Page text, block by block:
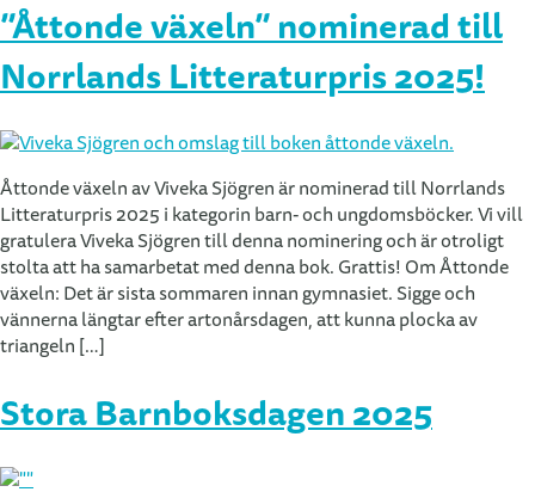
”Åttonde växeln” nominerad till
Norrlands Litteraturpris 2025!
Åttonde växeln av Viveka Sjögren är nominerad till Norrlands
Litteraturpris 2025 i kategorin barn- och ungdomsböcker. Vi vill
gratulera Viveka Sjögren till denna nominering och är otroligt
stolta att ha samarbetat med denna bok. Grattis! Om Åttonde
växeln: Det är sista sommaren innan gymnasiet. Sigge och
vännerna längtar efter artonårsdagen, att kunna plocka av
triangeln […]
Stora Barnboksdagen 2025